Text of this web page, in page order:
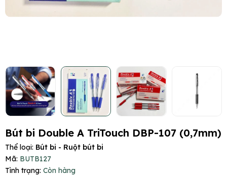
Bút bi Double A TriTouch DBP-107 (0,7mm)
Thể loại: Bút bi - Ruột bút bi
Mã: BUTB127
Tình trạng: Còn hàng